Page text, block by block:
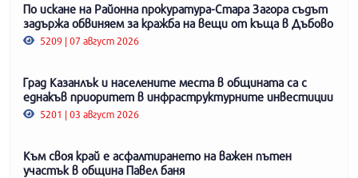
По искане на Районна прокуратура-Стара Загора съдът
задържа обвиняем за кражба на вещи от къща в Дъбово
5209 | 07 август 2026
Град Казанлък и населените места в общината са с
еднакъв приоритет в инфраструктурните инвестиции
5201 | 03 август 2026
Към своя край е асфалтирането на важен пътен
участък в община Павел баня